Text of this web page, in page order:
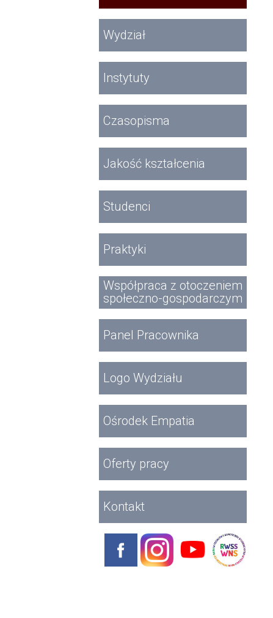
Wydział
Instytuty
Czasopisma
Jakość kształcenia
Studenci
Praktyki
Współpraca z otoczeniem
społeczno-gospodarczym
Panel Pracownika
Logo Wydziału
Ośrodek Empatia
Oferty pracy
Kontakt